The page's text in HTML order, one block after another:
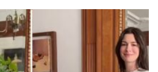
de oro (…). Él va a saber
amor y con pruebas las
personas. No se vale salir